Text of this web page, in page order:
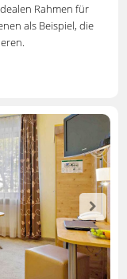
Rahmen für
als Beispiel, die